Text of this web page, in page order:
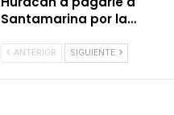
Santamarina por la…
ANTERIOR SIGUIENTE